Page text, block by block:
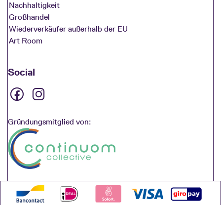
Nachhaltigkeit
Großhandel
Wiederverkäufer außerhalb der EU
Art Room
Social
Gründungsmitglied von: